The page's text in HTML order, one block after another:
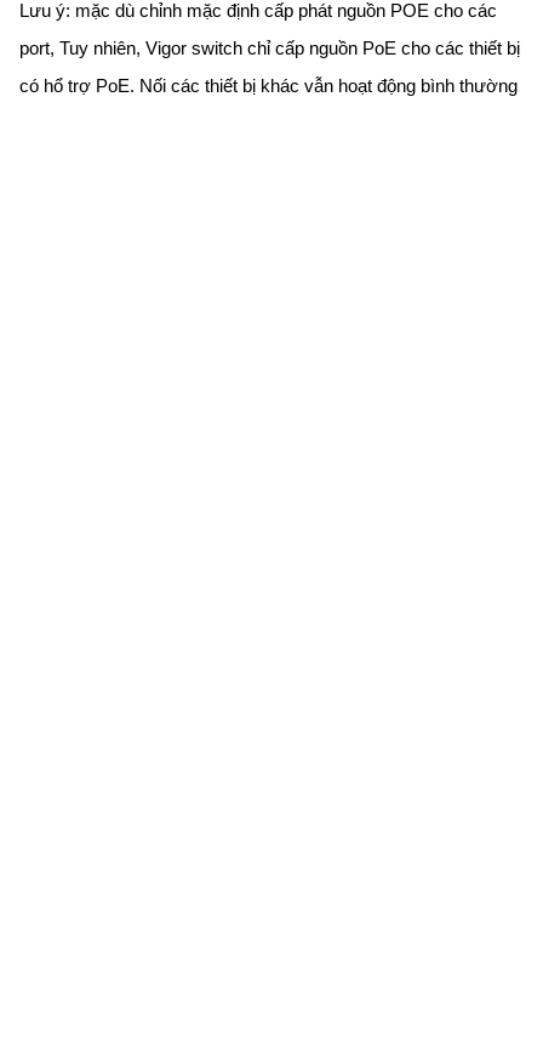
Lưu ý: mặc dù chỉnh mặc định cấp phát nguồn POE cho các
port, Tuy nhiên, Vigor switch chỉ cấp nguồn PoE cho các thiết bị
có hổ trợ PoE. Nối các thiết bị khác vẫn hoạt động bình thường